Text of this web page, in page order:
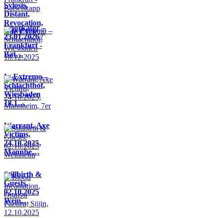
Sylosis,
Distant,
Revocation,
Life Cycle…
Knorkator –
23.01.2026 /
Frankfurt -
Bat…
In Extremo –
Schlachthof,
Wiesbaden
18.1…
Warrant, Axe
Victims,
24.10.2025,
Mannhe…
Stillbirth &
Guests,
02.10.2025
Wein…